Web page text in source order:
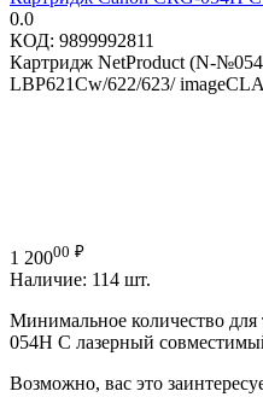
0.0
КОД: 9899992811
Картридж NetProduct (N-
LBP621Cw/622/623/
1 20000 ₽
Наличие: 114 шт.
Минимальное количество
054H C лазерный
Возможно, вас это